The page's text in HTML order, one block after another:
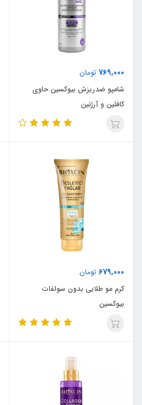
769,000 تومان
شامپو ضدریزش بیوکسین حاوی
کافئین و آرژنین
679,000 تومان
کرم مو طلایی بدون سولفات
بیوکسین